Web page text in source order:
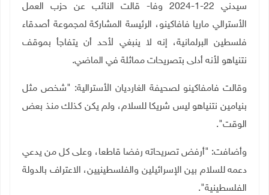
سيدني 22-1-2024 وفا- قالت النائب عن حزب العمل
الأسترالي ماريا فافاكينو، الرئيسة المشاركة لمجموعة أصدقاء
فلسطين البرلمانية، إنه لا ينبغي لأحد أن يتفاجأ بموقف
نتنياهو لأنه أدلى بتصريحات مماثلة في الماضي.
وقالت فامفاكينو لصحيفة الغارديان الأسترالية: "شخص مثل
بنيامين نتنياهو ليس شريكا للسلام، ولم يكن كذلك منذ بعض
الوقت".
وأضافت: "أرفض تصريحاته رفضا قاطعا، وعلى كل من يدعي
دعمه للسلام بين الإسرائيلين والفلسطينيين، الاعتراف بالدولة
الفلسطينية".